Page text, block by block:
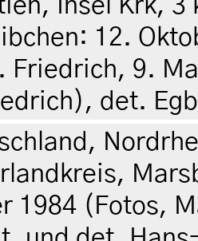
Insel Krk,
12.
Friedrich, 9.
det.
1984 (Fotos,